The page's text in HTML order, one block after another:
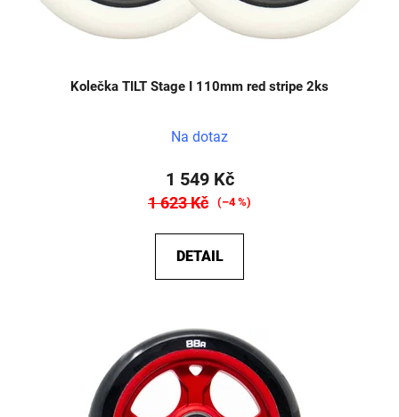
Kolečka TILT Stage I 110mm red stripe 2ks
Na dotaz
1 549 Kč
1 623 Kč (–4 %)
DETAIL